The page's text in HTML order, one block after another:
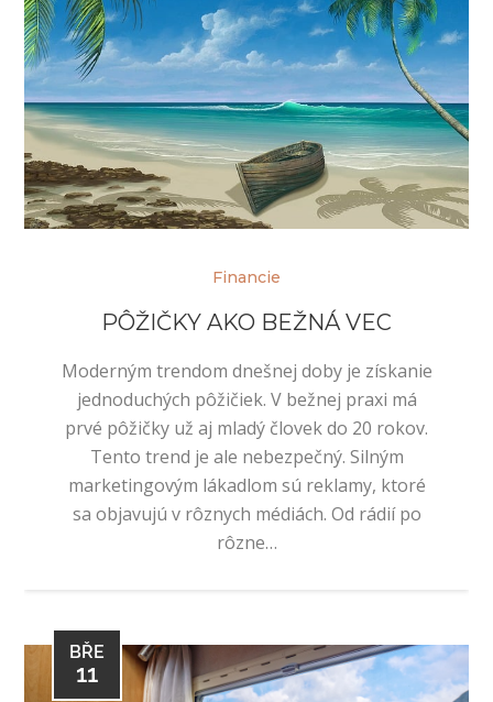
Financie
PÔŽIČKY AKO BEŽNÁ VEC
Moderným trendom dnešnej doby je získanie
jednoduchých pôžičiek. V bežnej praxi má
prvé pôžičky už aj mladý človek do 20 rokov.
Tento trend je ale nebezpečný. Silným
marketingovým lákadlom sú reklamy, ktoré
sa objavujú v rôznych médiách. Od rádií po
rôzne…
BŘE
11